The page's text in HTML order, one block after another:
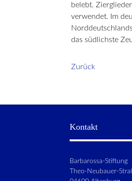
belebt.
verwendet. Im
das südlichste
Zurück
Kontakt
Barbarossa-Stiftung
Theo-Neubauer-